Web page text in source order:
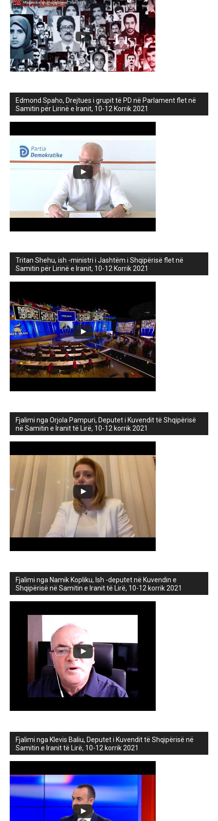
Edmond Spaho, Drejtues i grupit të PD në Parlament flet në
Samitin për Lirinë e Iranit, 10-12 Korrik 2021
Tritan Shehu, ish -ministri i Jashtëm i Shqipërisë flet në
Samitin për Lirinë e Iranit, 10-12 Korrik 2021
Fjalimi nga Orjola Pampuri, Deputet i Kuvendit të Shqipërisë
në Samitin e Iranit të Lirë, 10-12 korrik 2021
Fjalimi nga Namik Kopliku, Ish -deputet në Kuvendin e
Shqipërisë në Samitin e Iranit të Lirë, 10-12 korrik 2021
Fjalimi nga Klevis Baliu, Deputet i Kuvendit të Shqipërisë në
Samitin e Iranit të Lirë, 10-12 korrik 2021